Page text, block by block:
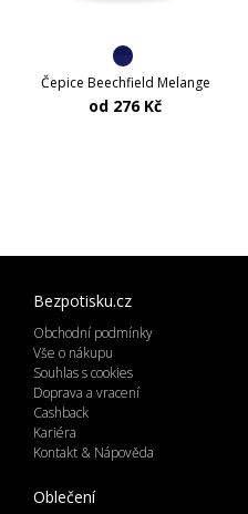
Čepice Beechfield Melange
od 276 Kč
Bezpotisku.cz
Obchodní podmínky
Vše o nákupu
Souhlas s cookies
Doprava a vracení
Cashback
Kariéra
Kontakt & Nápověda
Oblečení